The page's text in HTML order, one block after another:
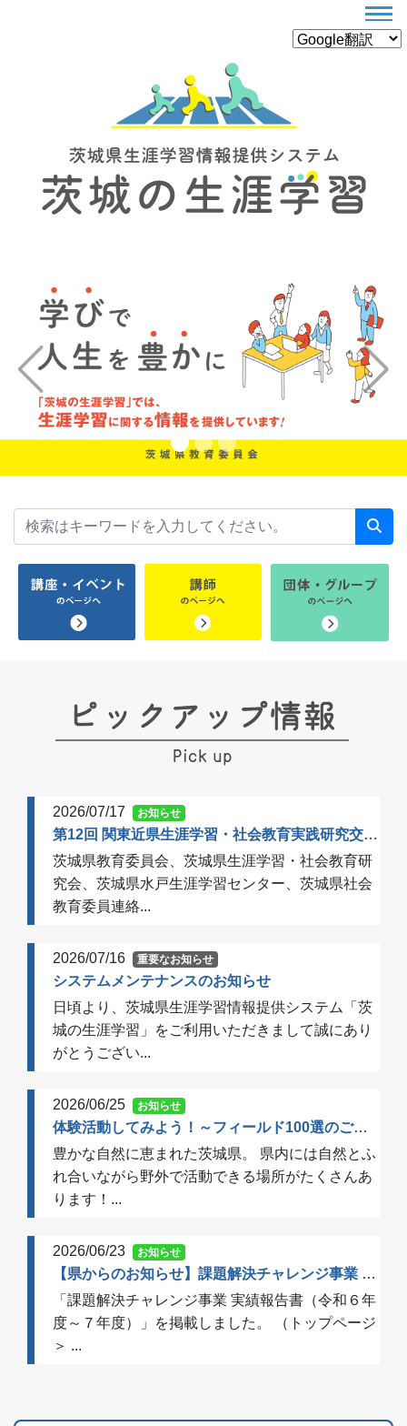
Previous Next
2026/07/17 お知らせ
第12回 関東近県生涯学習・社会教育実践研究交流会 開催のご案内（一次案内）
茨城県教育委員会、茨城県生涯学習・社会教育研
究会、茨城県水戸生涯学習センター、茨城県社会
教育委員連絡...
2026/07/16 重要なお知らせ
システムメンテナンスのお知らせ
日頃より、茨城県生涯学習情報提供システム「茨
城の生涯学習」をご利用いただきまして誠にあり
がとうござい...
2026/06/25 お知らせ
体験活動してみよう！～フィールド100選のご案内～
豊かな自然に恵まれた茨城県。 県内には自然とふ
れ合いながら野外で活動できる場所がたくさんあ
ります！...
2026/06/23 お知らせ
【県からのお知らせ】課題解決チャレンジ事業 実績報告書（令和６年度～７年度）を掲載しました
「課題解決チャレンジ事業 実績報告書（令和６年
度～７年度）」を掲載しました。 （トップページ
＞ ...